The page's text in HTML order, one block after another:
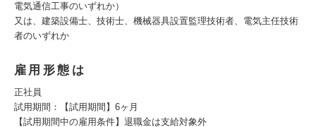
電気通信工事のいずれか）
又は、建築設備士、技術士、機械器具設置監理技術者、電気主任技術
者のいずれか
雇用形態は
正社員
試用期間：【試用期間】6ヶ月
【試用期間中の雇用条件】退職金は支給対象外